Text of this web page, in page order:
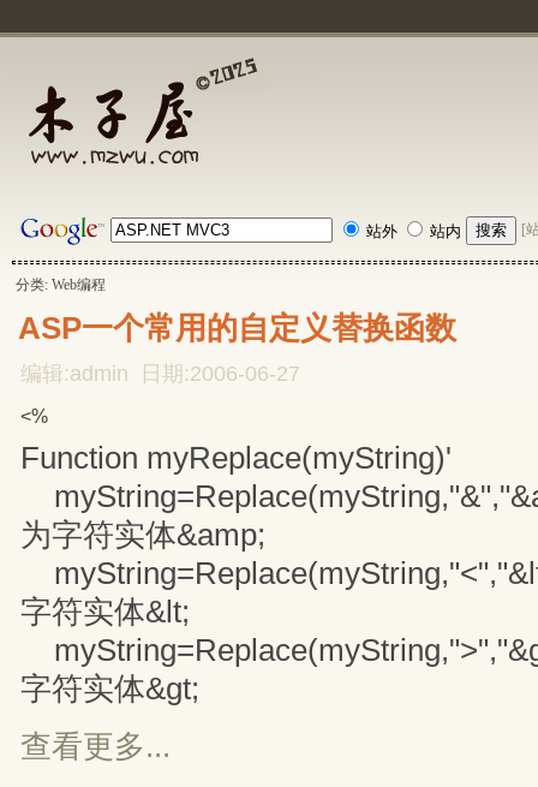
站外 站内 [
分类: Web编程
ASP一个常用的自定义替换函数
编辑:admin 日期:2006-06-27
<%
Function myReplace(myString)'
为字符实体&amp;
字符实体&lt;
字符实体&gt;
查看更多...